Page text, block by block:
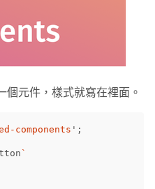
個元件，樣式就寫在裡面。
components ' ;
`